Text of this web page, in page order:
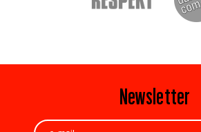
Newsletter